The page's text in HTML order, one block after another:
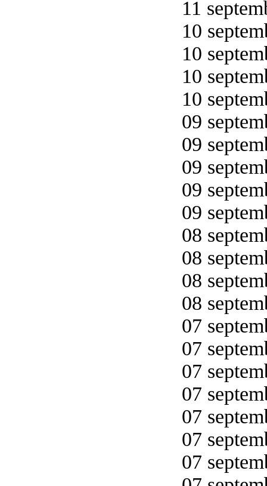
11
10
10
10
10
09
09
09
09
09
08
08
08
08
07
07
07
07
07
07
07